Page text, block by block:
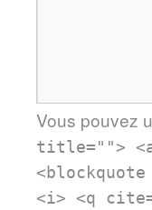
Vous pouvez
title="">
<i> <q